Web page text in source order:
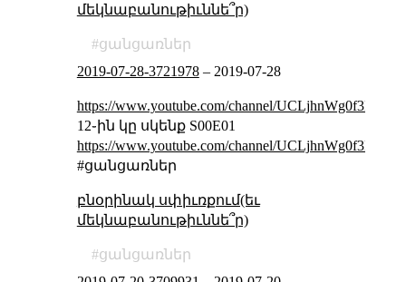
մեկնաբանութիւննե՞ր)
ցանցառներ
2019-07-28-3721978– 2019-07-28
https://www.youtube.com/channel/
12֊ին կը սկենք S00E01
https://www.youtube.com/channel/
#ցանցառներ
բնօրինակ սփիւռքում(եւ
մեկնաբանութիւննե՞ր)
ցանցառներ